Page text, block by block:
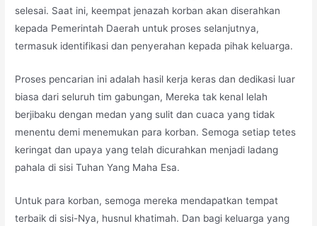
selesai. Saat ini, keempat jenazah korban akan diserahkan
kepada Pemerintah Daerah untuk proses selanjutnya,
termasuk identifikasi dan penyerahan kepada pihak keluarga.
Proses pencarian ini adalah hasil kerja keras dan dedikasi luar
biasa dari seluruh tim gabungan, Mereka tak kenal lelah
berjibaku dengan medan yang sulit dan cuaca yang tidak
menentu demi menemukan para korban. Semoga setiap tetes
keringat dan upaya yang telah dicurahkan menjadi ladang
pahala di sisi Tuhan Yang Maha Esa.
Untuk para korban, semoga mereka mendapatkan tempat
terbaik di sisi-Nya, husnul khatimah. Dan bagi keluarga yang